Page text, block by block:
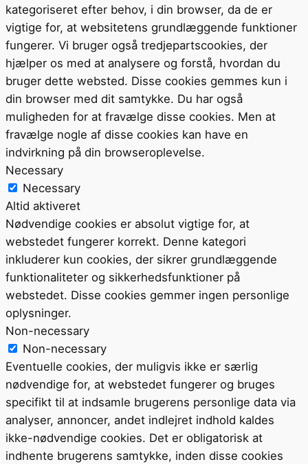
kategoriseret efter behov, i din browser, da de er
vigtige for, at websitetens grundlæggende funktioner
fungerer. Vi bruger også tredjepartscookies, der
hjælper os med at analysere og forstå, hvordan du
bruger dette websted. Disse cookies gemmes kun i
din browser med dit samtykke. Du har også
muligheden for at fravælge disse cookies. Men at
fravælge nogle af disse cookies kan have en
indvirkning på din browseroplevelse.
Necessary
Necessary
Altid aktiveret
Nødvendige cookies er absolut vigtige for, at
webstedet fungerer korrekt. Denne kategori
inkluderer kun cookies, der sikrer grundlæggende
funktionaliteter og sikkerhedsfunktioner på
webstedet. Disse cookies gemmer ingen personlige
oplysninger.
Non-necessary
Non-necessary
Eventuelle cookies, der muligvis ikke er særlig
nødvendige for, at webstedet fungerer og bruges
specifikt til at indsamle brugerens personlige data via
analyser, annoncer, andet indlejret indhold kaldes
ikke-nødvendige cookies. Det er obligatorisk at
indhente brugerens samtykke, inden disse cookies